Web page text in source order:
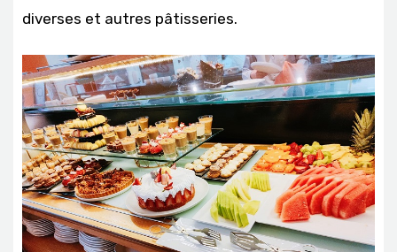
diverses et autres pâtisseries.